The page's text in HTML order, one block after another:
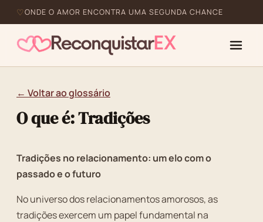
ONDE O AMOR ENCONTRA UMA SEGUNDA CHANCE
← Voltar ao glossário
O que é: Tradições
Tradições no relacionamento: um elo com o
passado e o futuro
No universo dos relacionamentos amorosos, as
tradições exercem um papel fundamental na